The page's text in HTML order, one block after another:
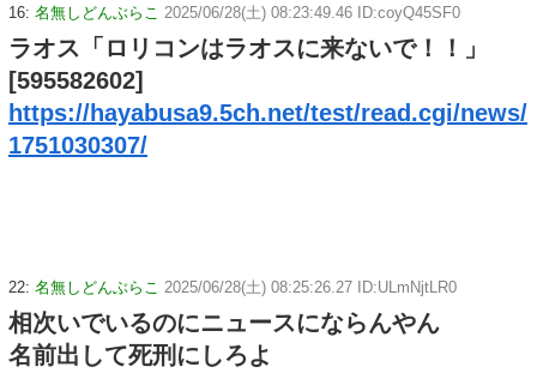
16: 名無しどんぶらこ 2025/06/28(土) 08:23:49.46 ID:coyQ45SF0
ラオス「ロリコンはラオスに来ないで！！」
[595582602]
https://hayabusa9.5ch.net/test/read.cgi/news/
1751030307/
22: 名無しどんぶらこ 2025/06/28(土) 08:25:26.27 ID:ULmNjtLR0
相次いでいるのにニュースにならんやん
名前出して死刑にしろよ